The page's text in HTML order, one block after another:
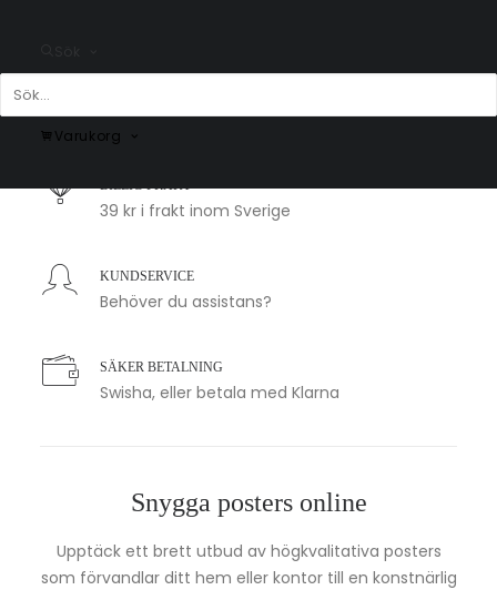
Varukorg
1-2 arbetsdagar
BILLIG FRAKT
39 kr i frakt inom Sverige
KUNDSERVICE
Behöver du assistans?
SÄKER BETALNING
Swisha, eller betala med Klarna
Snygga posters online
Upptäck ett brett utbud av högkvalitativa posters
som förvandlar ditt hem eller kontor till en konstnärlig